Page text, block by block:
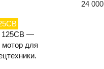
—
мотор для
24 000